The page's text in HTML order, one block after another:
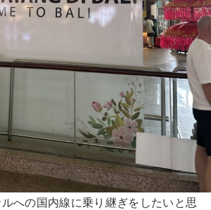
への国内線に乗り継ぎをしたいと思